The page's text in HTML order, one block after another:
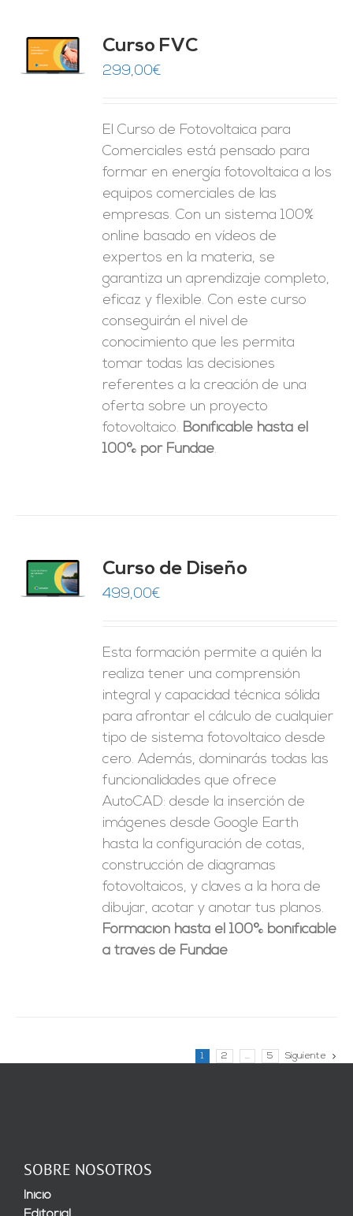
Curso FVC
299,00€
El Curso de Fotovoltaica para
Comerciales está pensado para
formar en energía fotovoltaica a los
equipos comerciales de las
empresas. Con un sistema 100%
online basado en vídeos de
expertos en la materia, se
garantiza un aprendizaje completo,
eficaz y flexible. Con este curso
conseguirán el nivel de
conocimiento que les permita
tomar todas las decisiones
referentes a la creación de una
oferta sobre un proyecto
fotovoltaico. Bonificable hasta el
100% por Fundae.
Curso de Diseño
499,00€
Esta formación permite a quién la
realiza tener una comprensión
integral y capacidad técnica sólida
para afrontar el cálculo de cualquier
tipo de sistema fotovoltaico desde
cero. Además, dominarás todas las
funcionalidades que ofrece
AutoCAD: desde la inserción de
imágenes desde Google Earth
hasta la configuración de cotas,
construcción de diagramas
fotovoltaicos, y claves a la hora de
dibujar, acotar y anotar tus planos.
Formación hasta el 100% bonificable
a través de Fundae
1 2 … 5 Siguiente
SOBRE NOSOTROS
Inicio